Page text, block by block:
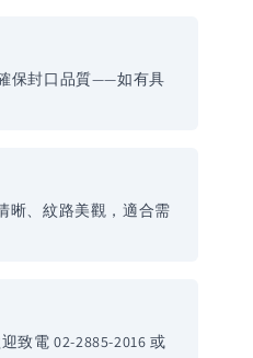
保封口品質——如有具
晰、紋路美觀，適合需
致電 02-2885-2016 或